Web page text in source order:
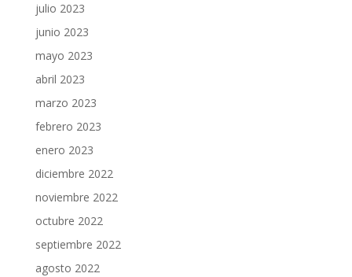
julio 2023
junio 2023
mayo 2023
abril 2023
marzo 2023
febrero 2023
enero 2023
diciembre 2022
noviembre 2022
octubre 2022
septiembre 2022
agosto 2022